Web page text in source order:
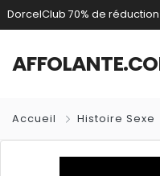
DorcelClub 70% de
Accueil Histoire Sexe